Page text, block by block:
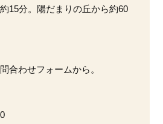
15分。陽だまりの丘から約60
合わせフォームから。